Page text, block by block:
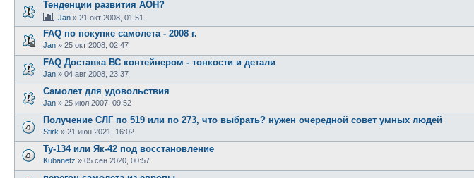
Тенденции развития АОН?
Jan » 21 окт 2008, 01:51
FAQ по покупке самолета - 2008 г.
Jan » 25 окт 2008, 02:47
FAQ Доставка ВС контейнером - тонкости и детали
Jan » 04 авг 2008, 23:37
Самолет для удовольствия
Jan » 25 июл 2007, 09:52
Получение СЛГ по 519 или по 273, что выбрать? нужен очередной совет умных людей
Stirk » 21 июн 2021, 16:02
Ту-134 или Як-42 под восстановление
Kubanetz » 05 сен 2020, 00:57